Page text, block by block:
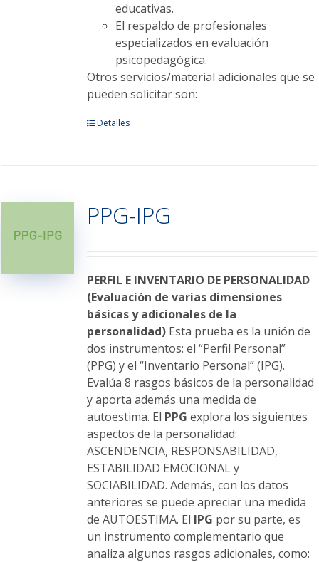
educativas.
El respaldo de profesionales
especializados en evaluación
psicopedagógica.
Otros servicios/material adicionales que se
pueden solicitar son:
Este
Las
opciones
elegir
en
la
página
de
producto
Detalles
PPG-IPG
PERFIL E INVENTARIO DE PERSONALIDAD
(Evaluación de varias dimensiones
básicas y adicionales de la
personalidad)Esta prueba es la unión de
dos instrumentos: el “Perfil Personal”
(PPG) y el “Inventario Personal” (IPG).
Evalúa 8 rasgos básicos de la personalidad
y aporta además una medida de
autoestima. El PPG explora los siguientes
aspectos de la personalidad:
ASCENDENCIA, RESPONSABILIDAD,
ESTABILIDAD EMOCIONAL y
SOCIABILIDAD. Además, con los datos
anteriores se puede apreciar una medida
de AUTOESTIMA. El IPG por su parte, es
un instrumento complementario que
analiza algunos rasgos adicionales, como: